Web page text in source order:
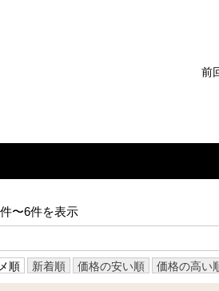
前
〜6件を表示
順 新着順 価格の安い順 価格の高い
スタッフ紹介
松戸支店 お問